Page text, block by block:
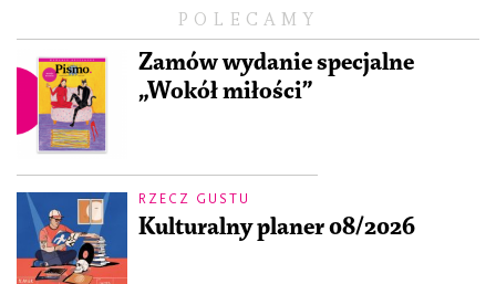
POLECAMY
Zamów wydanie specjalne
„Wokół miłości”
RZECZ GUSTU
Kulturalny planer 08/2026